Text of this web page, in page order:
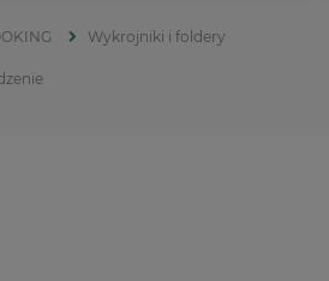
Wykrojniki i foldery